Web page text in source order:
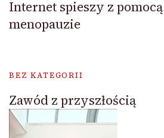
Internet spieszy z
menopauzie
BEZ KATEGORII
Zawód z przyszłością